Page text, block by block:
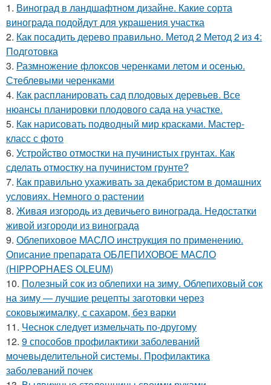
1. Виноград в ландшафтном дизайне. Какие сорта
винограда подойдут для украшения участка
2. Как посадить дерево правильно. Метод 2 Метод 2 из 4:
Подготовка
3. Размножение флоксов черенками летом и осенью.
Стеблевыми черенками
4. Как распланировать сад плодовых деревьев. Все
нюансы планировки плодового сада на участке.
5. Как нарисовать подводный мир красками. Мастер-
класс с фото
6. Устройство отмостки на пучинистых грунтах. Как
сделать отмостку на пучинистом грунте?
7. Как правильно ухаживать за декабристом в домашних
условиях. Немного о растении
8. Живая изгородь из девичьего винограда. Недостатки
живой изгороди из винограда
9. Облепиховое МАСЛО инструкция по применению.
Описание препарата ОБЛЕПИХОВОЕ МАСЛО
(HIPPOPHAES OLEUM)
10. Полезный сок из облепихи на зиму. Облепиховый сок
на зиму — лучшие рецепты заготовки через
соковыжималку, с сахаром, без варки
11. Чеснок следует измельчать по-другому
12. 9 способов профилактики заболеваний
мочевыделительной системы. Профилактика
заболеваний почек